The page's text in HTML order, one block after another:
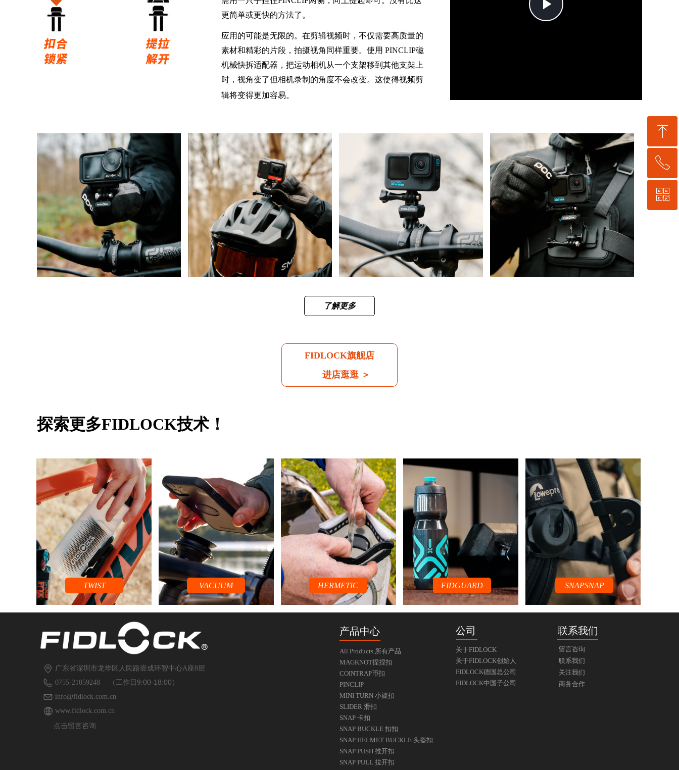
探索更多FIDLOCK技术！
TWIST VACUUM HERMETIC FIDGUARD SNAPSNAP
进店逛逛 ＞
FIDLOCK旗舰店
更简单或更快的方法了。
应用的可能是无限的。在剪辑视频时，不仅需要高质量的
素材和精彩的片段，拍摄视角同样重要。使用 PINCLIP磁
机械快拆适配器，把运动相机从一个支架移到其他支架上
时，视角变了但相机录制的角度不会改变。这使得视频剪
辑将变得更加容易。
了解更多
Play
产品中心
All Products 所有产品
MAGKNOT捏捏扣
COINTRAP币扣
PINCLIP
MINI TURN 小旋扣
SLIDER 滑扣
SNAP 卡扣
SNAP BUCKLE 扣扣
SNAP HELMET BUCKLE 头盔扣
SNAP PUSH 推开扣
SNAP PULL 拉开扣
关于FIDLOCK
关于FIDLOCK创始人
FIDLOCK德国总公司
FIDLOCK中国子公司
公司
广东省深圳市龙华区人民路壹成环智中心A座8层
0755-21059248
info@fidlock.com.cn
www.fidlock.com.cn
留言咨询
联系我们
关注我们
商务合作
联系我们
（工作日9:00-18:00）
点击留言咨询
ꁸ
回到顶部
ꂅ
0755-21059248
ꀥ